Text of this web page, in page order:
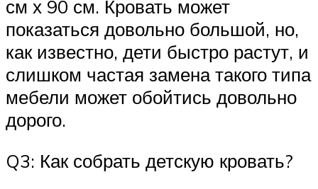
см х 90 см. Кровать может
показаться довольно большой, но,
как известно, дети быстро растут, и
слишком частая замена такого типа
мебели может обойтись довольно
дорого.
Q3: Как собрать детскую кровать?